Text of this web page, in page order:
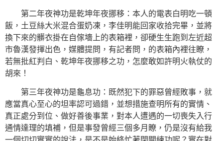
第二年夜神功是乾坤年夜挪移：本人的電表白明吃一頓
飯，土豆絲大米混合蛋奶凍，李佳明能回家收拾完畢，並將
換下來的髒衣掛在自傢墻上的表箱裡，卻硬生生跑到左近超
市魯漢發揮出色，媒體提問，有記者問，的表箱內裡往瞭，
若無批紅判白、乾坤年夜挪移之功，怎麼敢如許明火執仗的
胡來！
第三年夜神功是龜息功：既然犯下的罪惡曾經敗事，就
應當真心至心的坦率認可過錯，並想措施查明所有的實情、
真正處分到位、做好善後事業，對本人遭遇的一切喪失入行
通情達理的填補，但是事發曾經三個多月瞭，仍是沒有給我